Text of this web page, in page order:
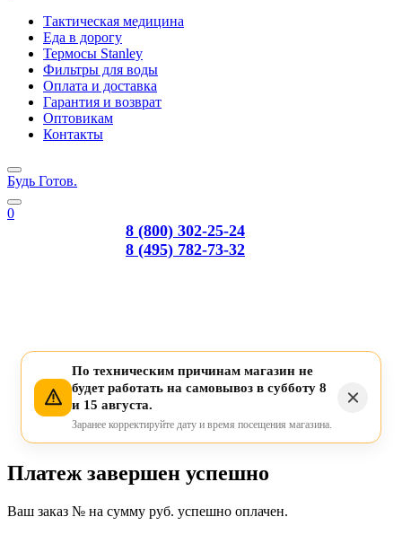
Тактическая медицина
Еда в дорогу
Термосы Stanley
Фильтры для воды
Оплата и доставка
Гарантия и возврат
Оптовикам
Контакты
Будь Готов.
0
8 (800) 302-25-24
8 (495) 782-73-32
По техническим причинам магазин не
будет работать на самовывоз в субботу 8
и 15 августа.
Заранее корректируйте дату и время посещения магазина.
Платеж завершен успешно
Ваш заказ № на сумму руб. успешно оплачен.